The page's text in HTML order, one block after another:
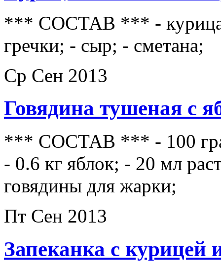
*** СОСТАВ *** - курица
гречки; - сыр; - сметана;
Ср Сен 2013
Говядина тушеная с
*** СОСТАВ *** - 100
- 0.6 кг яблок; - 20 мл
говядины для жарки;
Пт Сен 2013
Запеканка с курицей